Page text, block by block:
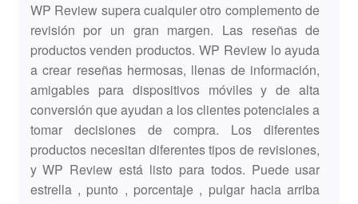
WP Review supera cualquier otro complemento de
revisión por un gran margen. Las reseñas de
productos venden productos. WP Review lo ayuda
a crear reseñas hermosas, llenas de información,
amigables para dispositivos móviles y de alta
conversión que ayudan a los clientes potenciales a
tomar decisiones de compra. Los diferentes
productos necesitan diferentes tipos de revisiones,
y WP Review está listo para todos. Puede usar
estrella , punto , porcentaje , pulgar hacia arriba